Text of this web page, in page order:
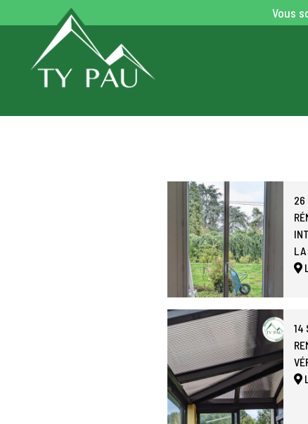
Vous
26
LA
14